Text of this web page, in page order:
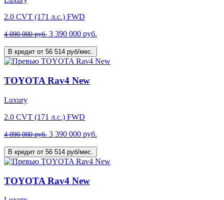
2.0 CVT (171 л.с.) FWD
4 090 000 руб. 3 390 000 руб.
В кредит от 56 514 руб/мес.
TOYOTA Rav4 New
Luxury
2.0 CVT (171 л.с.) FWD
4 090 000 руб. 3 390 000 руб.
В кредит от 56 514 руб/мес.
TOYOTA Rav4 New